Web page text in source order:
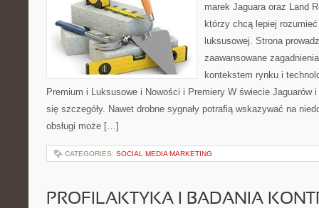
marek Jaguara oraz Land
którzy chcą lepiej
luksusowej. Strona
zaawansowane
kontekstem rynku i
Premium i Luksusowe i Nowości i Premiery W świecie Jaguarów
się szczegóły. Nawet drobne sygnały potrafią wskazywać na
obsługi może […]
CATEGORIES: SOCIAL MEDIA MARKETING
PROFILAKTYKA I BADANIA